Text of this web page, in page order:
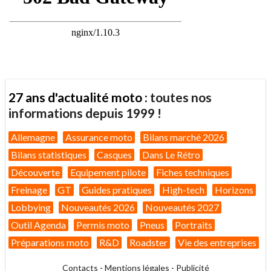
27 ans d'actualité moto : toutes nos
informations depuis 1999 !
Allemagne Assurance moto
Bilans marché 2026
Bilans statistiques
Casques
Dans Le Rétro
Découverte
Equipement pilote
Fiches techniques
Freinage
GT Guides pratiques High-tech
Horizons
Lobbying
Nouveautés 2026
Nouveautés 2027
Outil Agenda
Permis moto Pneus
Portraits
Préparations moto
R&D Roadster Vie des entreprises
Contacts - Mentions légales - Publicité